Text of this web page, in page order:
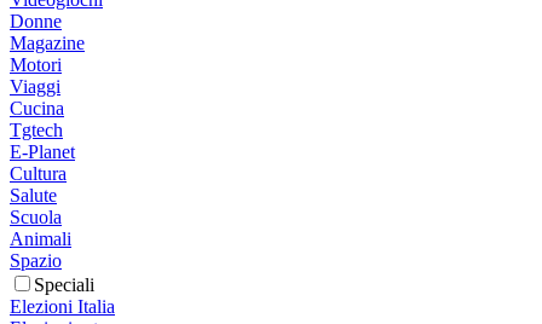
Donne
Magazine
Motori
Viaggi
Cucina
Tgtech
E-Planet
Cultura
Salute
Scuola
Animali
Spazio
Speciali
Elezioni Italia